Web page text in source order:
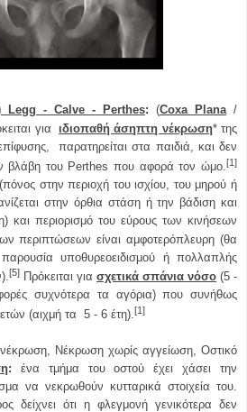
Legg - Calve - Perthes: (Coxa Plana/
γιαιδιοπαθή άσηπτη νέκρωση* της
παρατηρείται στα παιδιά, και δεν
βλάβη του Perthes που αφορά τον ώμο. [1]
στην περιοχή του ισχίου, του μηρού ή
στην όρθια στάση ή την βάδιση και
και περιορισμό του εύρους των κινήσεων
περιπτώσεων είναι αμφοτερόπλευρη (θα
υποθυρεοειδισμού ή πολλαπλής
[5] Πρόκειται για σχετικά σπάνια νόσο (5 -
συχνότερα τα αγόρια) που συνήθως
(αιχμή τα 5 - 6 έτη). [1]
Νέκρωση χωρίς αγγείωση, Οστικό
: ένα τμήμα του οστού έχει χάσει την
να νεκρωθούν κυτταρικά στοιχεία του.
δείχνει ότι η φλεγμονή γενικότερα δεν